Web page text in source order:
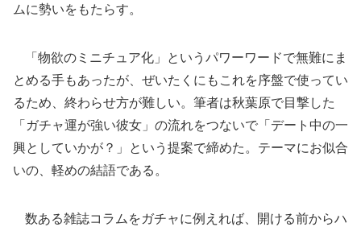
ムに勢いをもたらす。
「物欲のミニチュア化」というパワーワードで無難にま
とめる手もあったが、ぜいたくにもこれを序盤で使ってい
るため、終わらせ方が難しい。筆者は秋葉原で目撃した
「ガチャ運が強い彼女」の流れをつないで「デート中の一
興としていかが？」という提案で締めた。テーマにお似合
いの、軽めの結語である。
数ある雑誌コラムをガチャに例えれば、開ける前からハ